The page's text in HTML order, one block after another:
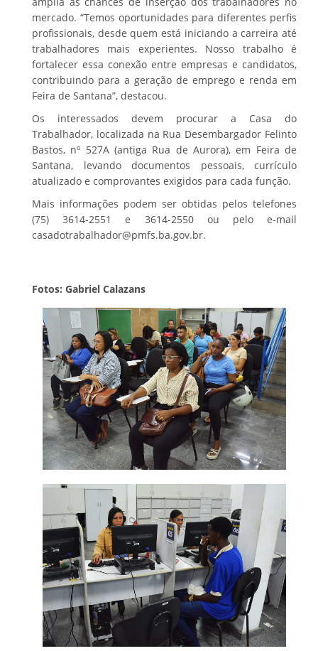
mercado. “Temos oportunidades para diferentes perfis
profissionais, desde quem está iniciando a carreira até
trabalhadores mais experientes. Nosso trabalho é
fortalecer essa conexão entre empresas e candidatos,
contribuindo para a geração de emprego e renda em
Feira de Santana”, destacou.
Os interessados devem procurar a Casa do
Trabalhador, localizada na Rua Desembargador Felinto
Bastos, nº 527A (antiga Rua de Aurora), em Feira de
Santana, levando documentos pessoais, currículo
atualizado e comprovantes exigidos para cada função.
Mais informações podem ser obtidas pelos telefones
(75) 3614-2551 e 3614-2550 ou pelo e-mail
casadotrabalhador@pmfs.ba.gov.br.
Fotos: Gabriel Calazans